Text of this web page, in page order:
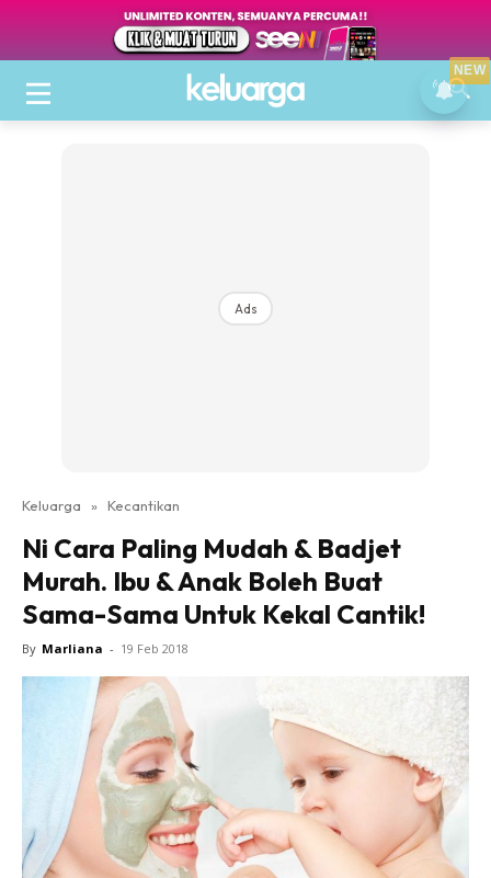
Ads
Keluarga » Kecantikan
Ni Cara Paling Mudah & Badjet
Murah. Ibu & Anak Boleh Buat
Sama-Sama Untuk Kekal Cantik!
By Marliana - 19 Feb 2018
NEW